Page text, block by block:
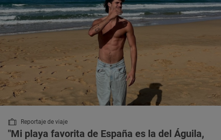
Reportaje de viaje
"Mi playa favorita de España es la del Águila,